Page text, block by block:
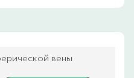
вены